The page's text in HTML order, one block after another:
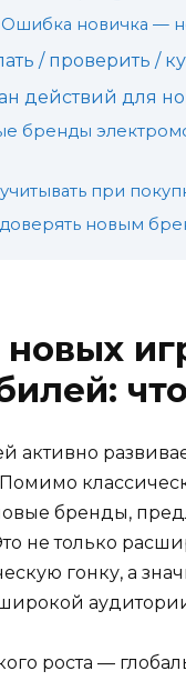
Ошибка новичка —
/ проверить /
действий для
бренды
при
новым
активно
бренды,
не только
гонку, а
роста —